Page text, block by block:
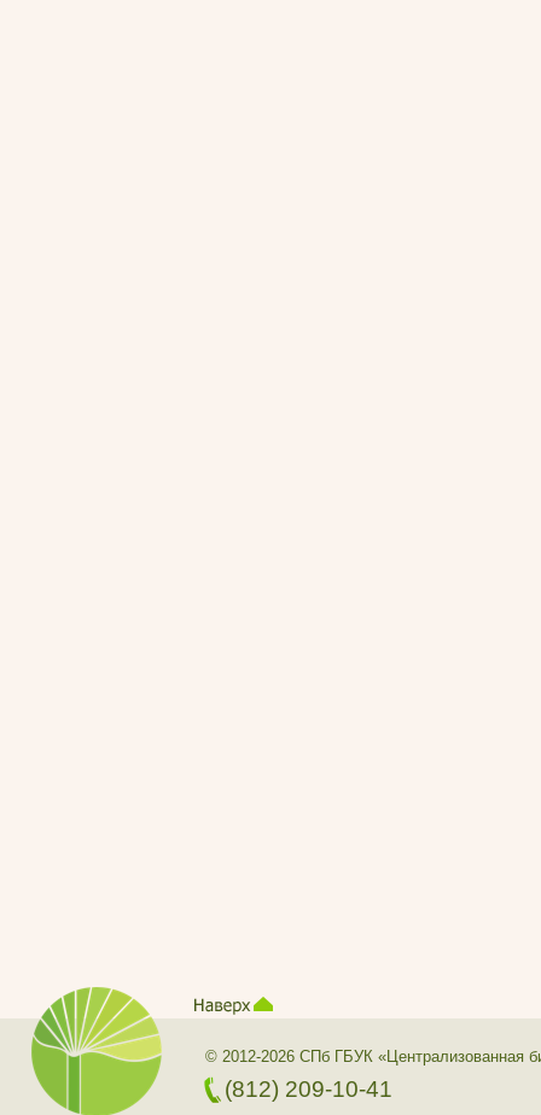
© 2012-2026 СПб ГБУК «Централизованная
(812) 209-10-41